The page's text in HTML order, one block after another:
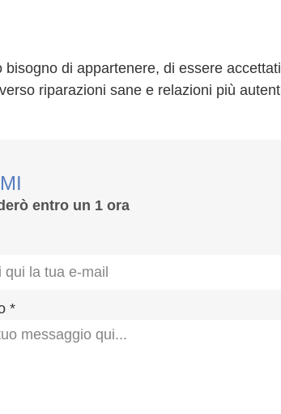
di appartenere, di essere
riparazioni sane e relazioni più
entro un 1 ora
*